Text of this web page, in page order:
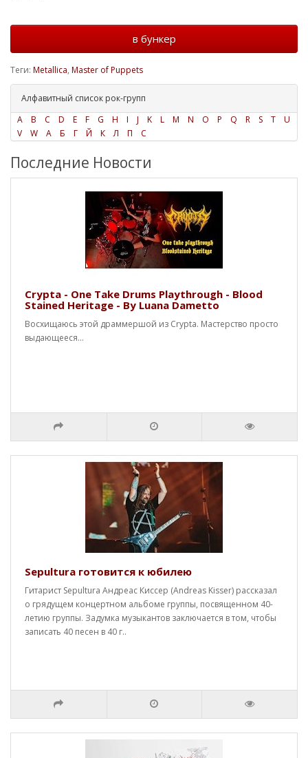
в бункер
Теги: Metallica, Master of Puppets
Алфавитный список рок-групп
A
B C D E F G H I J K L M N O P Q R S T
U
V
W А Б Г Й К Л П С
Последние Новости
Crypta - One Take Drums Playthrough - Blood
Stained Heritage - By Luana Dametto
Восхищаюсь этой драммершой из Crypta. Мастерство просто
выдающееся...
Sepultura готовится к юбилею
Гитарист Sepultura Андреас Киссер (Andreas Kisser) рассказал
о грядущем концертном альбоме группы, посвященном 40-
летию группы. Задумка музыкантов заключается в том, чтобы
записать 40 песен в 40 г..